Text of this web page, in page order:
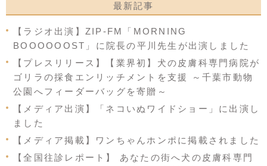
最新記事
【ラジオ出演】ZIP-FM「MORNING
BOOOOOOST」に院長の平川先生が出演しました
【プレスリリース】【業界初】犬の皮膚科専門病院が
ゴリラの採食エンリッチメントを支援 ～千葉市動物
公園へフィーダーバッグを寄贈～
【メディア出演】「ネコいぬワイドショー」に出演し
ました
【メディア掲載】ワンちゃんホンポに掲載されました
【全国往診レポート】 あなたの街へ犬の皮膚科専門